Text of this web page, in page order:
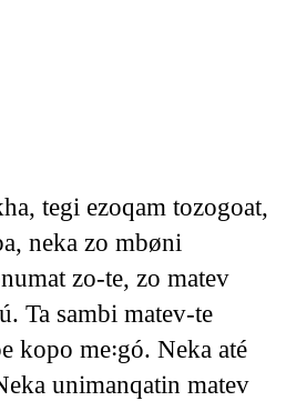
tegi ezoqam tozogoat,
neka zo mbøni
zo-te, zo matev
Ta sambi matev-te
me꞉gó. Neka até
unimanqatin matev